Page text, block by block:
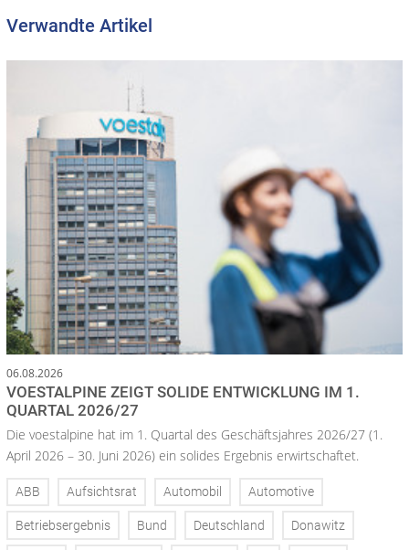
Verwandte Artikel
06.08.2026
VOESTALPINE ZEIGT SOLIDE ENTWICKLUNG IM 1.
QUARTAL 2026/27
Die voestalpine hat im 1. Quartal des Geschäftsjahres 2026/27 (1.
April 2026 – 30. Juni 2026) ein solides Ergebnis erwirtschaftet.
ABB Aufsichtsrat Automobil Automotive
Betriebsergebnis Bund Deutschland Donawitz